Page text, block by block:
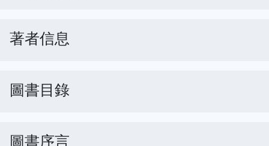
著者信息
圖書目錄
圖書序言